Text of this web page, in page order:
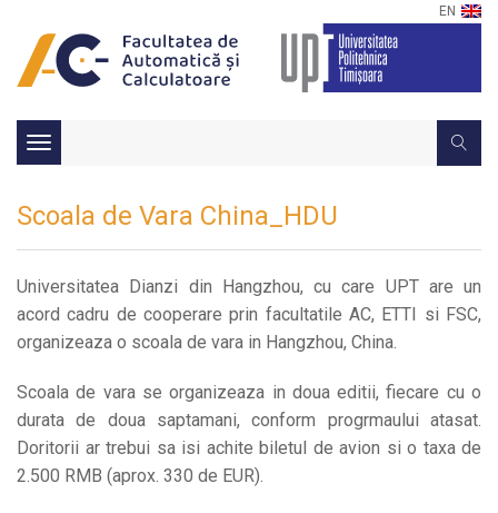
EN
Toggle
navigation
Scoala de Vara China_HDU
Universitatea Dianzi din Hangzhou, cu care UPT are un
acord cadru de cooperare prin facultatile AC, ETTI si FSC,
organizeaza o scoala de vara in Hangzhou, China.
Scoala de vara se organizeaza in doua editii, fiecare cu o
durata de doua saptamani, conform progrmaului atasat.
Doritorii ar trebui sa isi achite biletul de avion si o taxa de
2.500 RMB (aprox. 330 de EUR).